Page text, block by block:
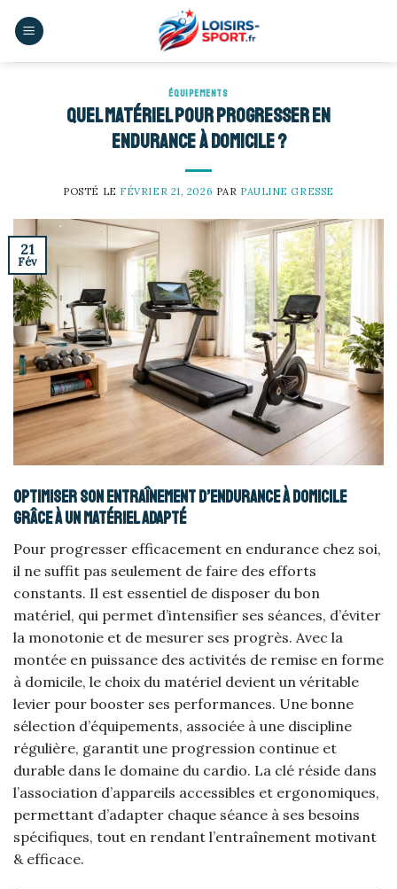
ÉQUIPEMENTS
Quel matériel pour progresser en
endurance à domicile ?
POSTÉ LE FÉVRIER 21, 2026 PAR PAULINE GRESSE
21
Fév
Optimiser son entraînement d’endurance à domicile
grâce à un matériel adapté
Pour progresser efficacement en endurance chez soi,
il ne suffit pas seulement de faire des efforts
constants. Il est essentiel de disposer du bon
matériel, qui permet d’intensifier ses séances, d’éviter
la monotonie et de mesurer ses progrès. Avec la
montée en puissance des activités de remise en forme
à domicile, le choix du matériel devient un véritable
levier pour booster ses performances. Une bonne
sélection d’équipements, associée à une discipline
régulière, garantit une progression continue et
durable dans le domaine du cardio. La clé réside dans
l’association d’appareils accessibles et ergonomiques,
permettant d’adapter chaque séance à ses besoins
spécifiques, tout en rendant l’entraînement motivant
& efficace.